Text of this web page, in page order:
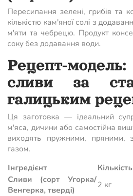
Пересипання зелені, грибів та
кількістю кам'яної солі з
м'яти та чебрецю. Продукт
соку без додавання води.
Рецепт-
сливи за
галицьким
Ця заготовка — ідеальний
м'яса, дичини або самостійна
виходять пружними, пряними,
газом.
Інгредієнт
Кількість
Сливи (сорт Угорка/
Венгерка, тверді)
2 кг